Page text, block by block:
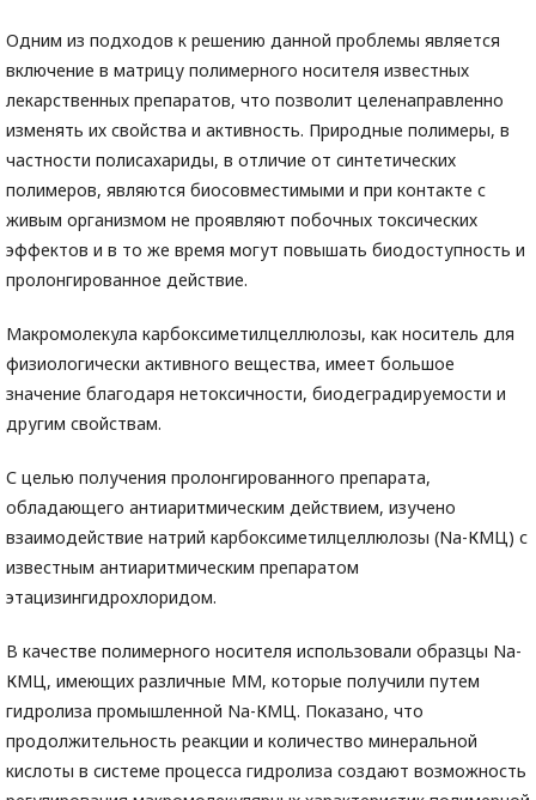
Одним из подходов к решению данной проблемы является
включение в матрицу полимерного носителя известных
лекарственных препаратов, что позволит целенаправленно
изменять их свойства и активность. Природные полимеры, в
частности полисахариды, в отличие от синтетических
полимеров, являются биосовместимыми и при контакте с
живым организмом не проявляют побочных токсических
эффектов и в то же время могут повышать биодоступность и
пролонгированное действие.
Макромолекула карбоксиметилцеллюлозы, как носитель для
физиологически активного вещества, имеет большое
значение благодаря нетоксичности, биодеградируемости и
другим свойствам.
С целью получения пролонгированного препарата,
обладающего антиаритмическим действием, изучено
взаимодействие натрий карбоксиметилцеллюлозы (Na-КМЦ) с
известным антиаритмическим препаратом
этацизингидрохлоридом.
В качестве полимерного носителя использовали образцы Nа-
КМЦ, имеющих различные ММ, которые получили путем
гидролиза промышленной Nа-КМЦ. Показано, что
продолжительность реакции и количество минеральной
кислоты в системе процесса гидролиза создают возможность